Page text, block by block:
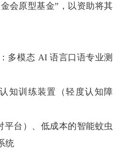
会原型基金”，以资助将其
多模态 AI 语言口语专业测
知训练装置（轻度认知障
台）、低成本的智能蚊虫
统